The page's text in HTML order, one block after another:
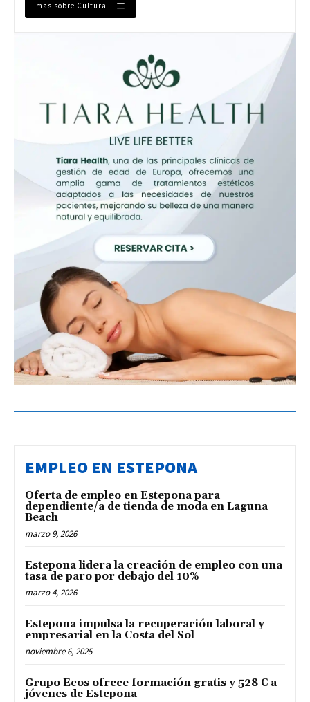
mas sobre Cultura
EMPLEO EN ESTEPONA
Oferta de empleo en Estepona para
dependiente/a de tienda de moda en Laguna
Beach
marzo 9, 2026
Estepona lidera la creación de empleo con una
tasa de paro por debajo del 10%
marzo 4, 2026
Estepona impulsa la recuperación laboral y
empresarial en la Costa del Sol
noviembre 6, 2025
Grupo Ecos ofrece formación gratis y 528 € a
jóvenes de Estepona